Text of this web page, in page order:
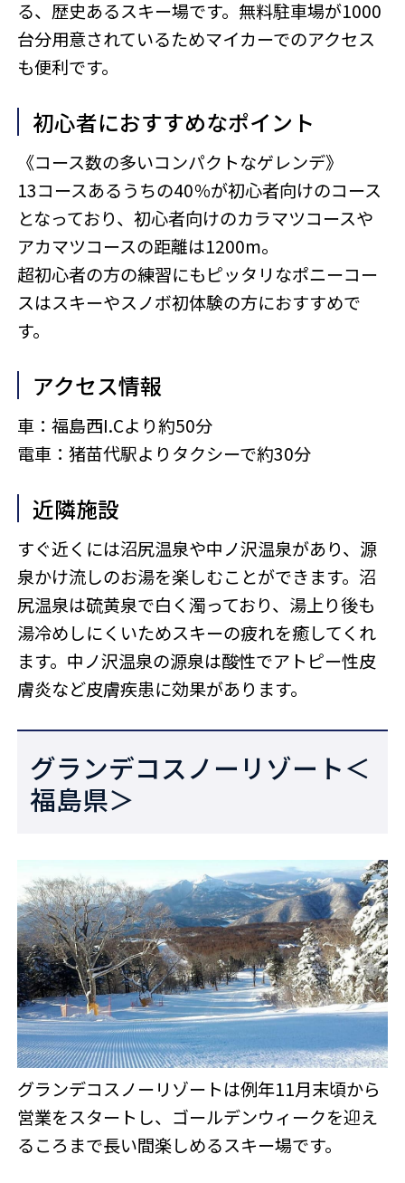
る、歴史あるスキー場です。無料駐車場が1000
台分用意されているためマイカーでのアクセス
も便利です。
初心者におすすめなポイント
《コース数の多いコンパクトなゲレンデ》
13コースあるうちの40％が初心者向けのコース
となっており、初心者向けのカラマツコースや
アカマツコースの距離は1200m。
超初心者の方の練習にもピッタリなポニーコー
スはスキーやスノボ初体験の方におすすめで
す。
アクセス情報
車：福島西I.Cより約50分
電車：猪苗代駅よりタクシーで約30分
近隣施設
すぐ近くには沼尻温泉や中ノ沢温泉があり、源
泉かけ流しのお湯を楽しむことができます。沼
尻温泉は硫黄泉で白く濁っており、湯上り後も
湯冷めしにくいためスキーの疲れを癒してくれ
ます。中ノ沢温泉の源泉は酸性でアトピー性皮
膚炎など皮膚疾患に効果があります。
グランデコスノーリゾート＜
福島県＞
グランデコスノーリゾートは例年11月末頃から
営業をスタートし、ゴールデンウィークを迎え
るころまで長い間楽しめるスキー場です。